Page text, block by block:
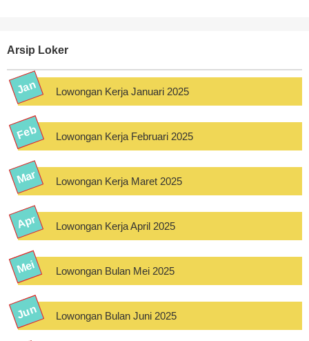
Arsip Loker
Lowongan Kerja Januari 2025
Lowongan Kerja Februari 2025
Lowongan Kerja Maret 2025
Lowongan Kerja April 2025
Lowongan Bulan Mei 2025
Lowongan Bulan Juni 2025